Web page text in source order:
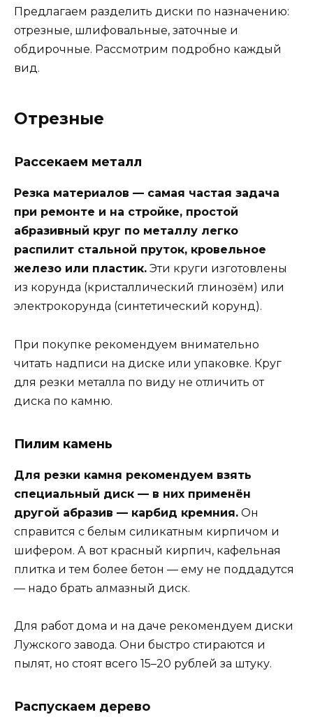
Предлагаем разделить диски по назначению:
отрезные, шлифовальные, заточные и
обдирочные. Рассмотрим подробно каждый
вид.
Отрезные
Рассекаем металл
Резка материалов — самая частая задача
при ремонте и на стройке, простой
абразивный круг по металлу легко
распилит стальной пруток, кровельное
железо или пластик. Эти круги изготовлены
из корунда (кристаллический глинозём) или
электрокорунда (синтетический корунд).
При покупке рекомендуем внимательно
читать надписи на диске или упаковке. Круг
для резки металла по виду не отличить от
диска по камню.
Пилим камень
Для резки камня рекомендуем взять
специальный диск — в них применён
другой абразив — карбид кремния. Он
справится с белым силикатным кирпичом и
шифером. А вот красный кирпич, кафельная
плитка и тем более бетон — ему не поддадутся
— надо брать алмазный диск.
Для работ дома и на даче рекомендуем диски
Лужского завода. Они быстро стираются и
пылят, но стоят всего 15–20 рублей за штуку.
Распускаем дерево